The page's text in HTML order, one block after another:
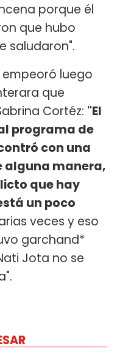
porque él
que hubo
saludaron".
luego
que
Cortéz: "El
programa de
con una
alguna manera,
que hay
un poco
veces y eso
garchand*
Jota no se